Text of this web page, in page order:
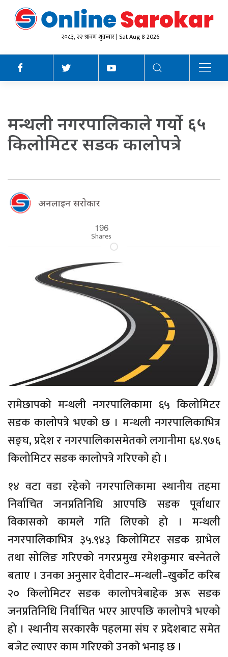
२०८३, २२ श्रावण शुक्रबार | Sat Aug 8 2026
मन्थली नगरपालिकाले गर्याे ६५
किलोमिटर सडक कालोपत्रे
अनलाइन सराेकार
196
Shares
रामेछापको मन्थली नगरपालिकामा ६५ किलोमिटर
सडक कालोपत्रे भएको छ । मन्थली नगरपालिकाभित्र
सङ्घ, प्रदेश र नगरपालिकासमेतको लगानीमा ६४.९७६
किलोमिटर सडक कालोपत्रे गरिएको हाे ।
१४ वटा वडा रहेको नगरपालिकामा स्थानीय तहमा
निर्वाचित जनप्रतिनिधि आएपछि सडक पूर्वाधार
विकासको कामले गति लिएको हो । मन्थली
नगरपालिकाभित्र ३५.९४३ किलोमिटर सडक ग्राभेल
तथा सोलिङ गरिएको नगरप्रमुख रमेशकुमार बस्नेतले
बताए । उनका अनुसार देवीटार–मन्थली–खुर्कोट करिब
२० किलोमिटर सडक कालोपत्रेबाहेक अरू सडक
जनप्रतिनिधि निर्वाचित भएर आएपछि कालोपत्रे भएको
हो । स्थानीय सरकारकै पहलमा संघ र प्रदेशबाट समेत
बजेट ल्याएर काम गरिएकाे उनकाे भनाइ छ ।